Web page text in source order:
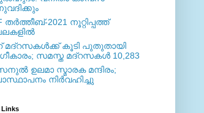
തര്‍ത്തീബ്-2021 നൂറ്റിപ്പത്ത്
മദ്റസകള്‍ക്ക് കൂടി പുതുതായി
സമസ്ത മദ്റസകള്‍ 10,283
ഉലമാ സ്മാരക മന്ദിരം;
നിര്‍വഹിച്ചു
‎Links